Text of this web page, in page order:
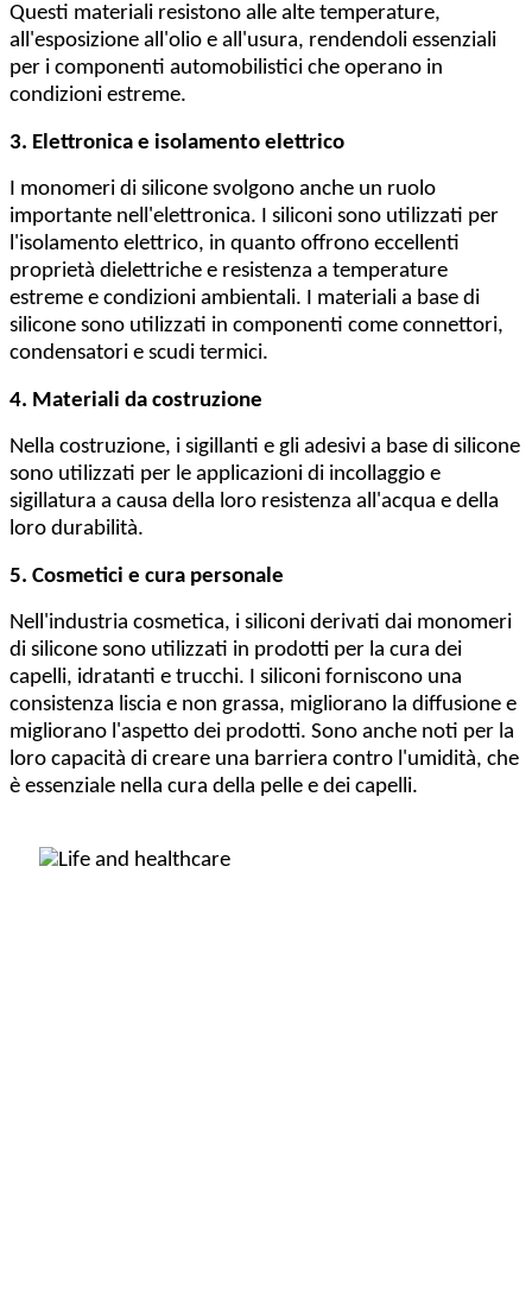
Questi materiali resistono alle alte temperature,
all'esposizione all'olio e all'usura, rendendoli essenziali
per i componenti automobilistici che operano in
condizioni estreme.
3. Elettronica e isolamento elettrico
I monomeri di silicone svolgono anche un ruolo
importante nell'elettronica. I siliconi sono utilizzati per
l'isolamento elettrico, in quanto offrono eccellenti
proprietà dielettriche e resistenza a temperature
estreme e condizioni ambientali. I materiali a base di
silicone sono utilizzati in componenti come connettori,
condensatori e scudi termici.
4. Materiali da costruzione
Nella costruzione, i sigillanti e gli adesivi a base di silicone
sono utilizzati per le applicazioni di incollaggio e
sigillatura a causa della loro resistenza all'acqua e della
loro durabilità.
5. Cosmetici e cura personale
Nell'industria cosmetica, i siliconi derivati dai monomeri
di silicone sono utilizzati in prodotti per la cura dei
capelli, idratanti e trucchi. I siliconi forniscono una
consistenza liscia e non grassa, migliorano la diffusione e
migliorano l'aspetto dei prodotti. Sono anche noti per la
loro capacità di creare una barriera contro l'umidità, che
è essenziale nella cura della pelle e dei capelli.